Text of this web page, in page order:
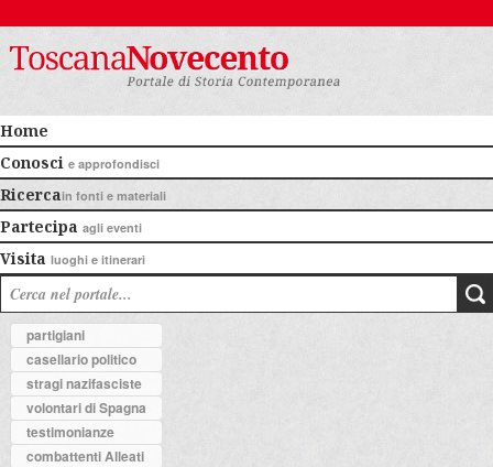
Home
Conosci e approfondisci
Ricercain fonti e materiali
Partecipa agli eventi
Visita luoghi e itinerari
partigiani
casellario politico
stragi nazifasciste
volontari di Spagna
testimonianze
combattenti Alleati